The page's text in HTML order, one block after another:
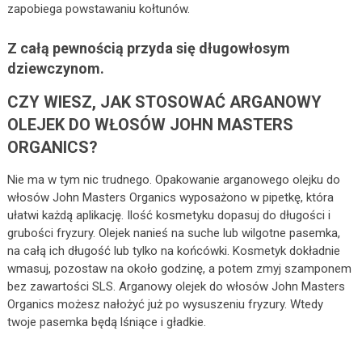
zapobiega powstawaniu kołtunów.
Z całą pewnością przyda się długowłosym
dziewczynom.
CZY WIESZ, JAK STOSOWAĆ ARGANOWY
OLEJEK DO WŁOSÓW JOHN MASTERS
ORGANICS?
Nie ma w tym nic trudnego. Opakowanie arganowego olejku do
włosów John Masters Organics wyposażono w pipetkę, która
ułatwi każdą aplikację. Ilość kosmetyku dopasuj do długości i
grubości fryzury. Olejek nanieś na suche lub wilgotne pasemka,
na całą ich długość lub tylko na końcówki. Kosmetyk dokładnie
wmasuj, pozostaw na około godzinę, a potem zmyj szamponem
bez zawartości SLS. Arganowy olejek do włosów John Masters
Organics możesz nałożyć już po wysuszeniu fryzury. Wtedy
twoje pasemka będą lśniące i gładkie.